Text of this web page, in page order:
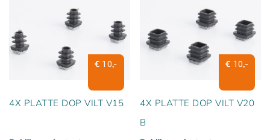
€ 10,-
4X PLATTE DOP VILT V15
€ 10,-
4X PLATTE DOP VILT V20
B